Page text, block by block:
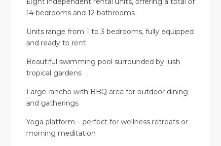
14 bedrooms and 12 bathrooms
Units range from 1 to 3 bedrooms, fully equipped
and ready to rent
Beautiful swimming pool surrounded by lush
tropical gardens
Large rancho with BBQ area for outdoor dining
and gatherings
Yoga platform – perfect for wellness retreats or
morning meditation